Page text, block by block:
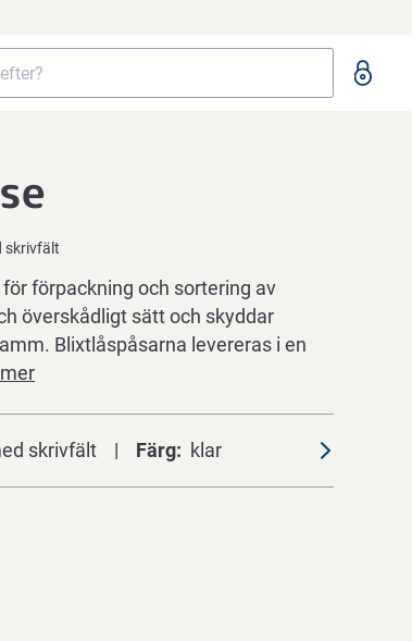
skrivfält
förpackning och sortering av
överskådligt sätt och skyddar
Blixtlåspåsarna levereras i en
skrivfält Färg klar